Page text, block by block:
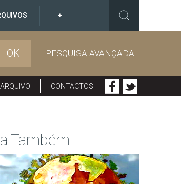
+
OK PESQUISA AVANÇADA
CONTACTOS
Também